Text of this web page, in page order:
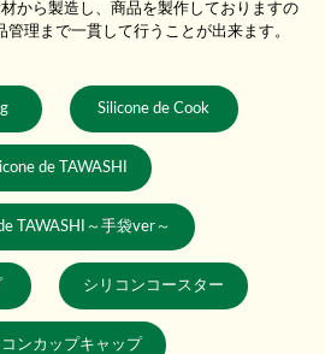
から製造し、商品を製作しておりますの
理まで一貫して行うことが出来ます。
Silicone de Cook
de TAWASHI
TAWASHI～手袋ver～
シリコンコースター
ンカップキャップ